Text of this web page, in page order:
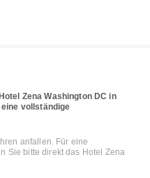
Zena Washington DC in
vollständige
anfallen. Für eine
Sie bitte direkt das Hotel Zena